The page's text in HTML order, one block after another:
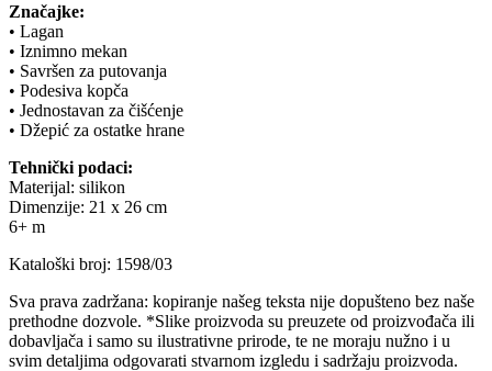
Značajke:
• Lagan
• Iznimno mekan
• Savršen za putovanja
• Podesiva kopča
• Jednostavan za čišćenje
• Džepić za ostatke hrane
Tehnički podaci:
Materijal: silikon
Dimenzije: 21 x 26 cm
6+ m
Kataloški broj: 1598/03
Sva prava zadržana: kopiranje našeg teksta nije dopušteno bez naše
prethodne dozvole. *Slike proizvoda su preuzete od proizvođača ili
dobavljača i samo su ilustrativne prirode, te ne moraju nužno i u
svim detaljima odgovarati stvarnom izgledu i sadržaju proizvoda.